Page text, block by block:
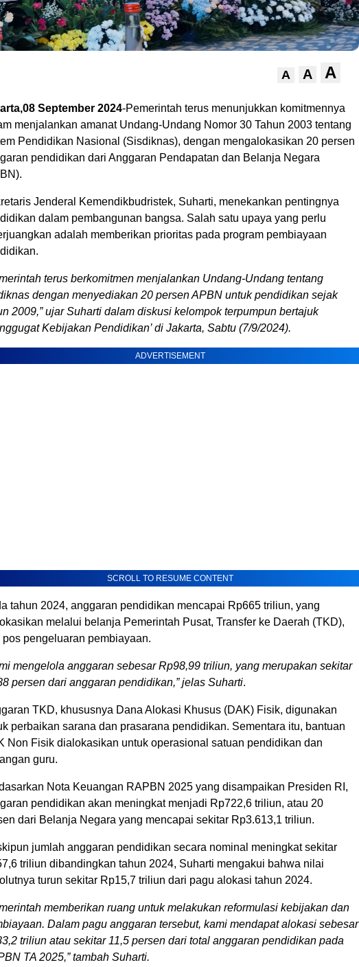
A A A
September 2024-Pemerintah terus menunjukkan komitmennya
menjalankan amanat Undang-Undang Nomor 30 Tahun 2003 tentang
Pendidikan Nasional (Sisdiknas), dengan mengalokasikan 20 persen
pendidikan dari Anggaran Pendapatan dan Belanja Negara
Jenderal Kemendikbudristek, Suharti, menekankan pentingnya
dalam pembangunan bangsa. Salah satu upaya yang perlu
adalah memberikan prioritas pada program pembiayaan
terus berkomitmen menjalankan Undang-Undang tentang
dengan menyediakan 20 persen APBN untuk pendidikan sejak
2009,” ujar Suharti dalam diskusi kelompok terpumpun bertajuk
Kebijakan Pendidikan’ di Jakarta, Sabtu (7/9/2024).
ADVERTISEMENT
SCROLL TO RESUME CONTENT
tahun 2024, anggaran pendidikan mencapai Rp665 triliun, yang
melalui belanja Pemerintah Pusat, Transfer ke Daerah (TKD),
pos pengeluaran pembiayaan.
mengelola anggaran sebesar Rp98,99 triliun, yang merupakan sekitar
persen dari anggaran pendidikan,” jelas Suharti.
TKD, khususnya Dana Alokasi Khusus (DAK) Fisik, digunakan
perbaikan sarana dan prasarana pendidikan. Sementara itu, bantuan
Non Fisik dialokasikan untuk operasional satuan pendidikan dan
guru.
Nota Keuangan RAPBN 2025 yang disampaikan Presiden RI,
pendidikan akan meningkat menjadi Rp722,6 triliun, atau 20
dari Belanja Negara yang mencapai sekitar Rp3.613,1 triliun.
jumlah anggaran pendidikan secara nominal meningkat sekitar
triliun dibandingkan tahun 2024, Suharti mengakui bahwa nilai
turun sekitar Rp15,7 triliun dari pagu alokasi tahun 2024.
memberikan ruang untuk melakukan reformulasi kebijakan dan
Dalam pagu anggaran tersebut, kami mendapat alokasi sebesar
triliun atau sekitar 11,5 persen dari total anggaran pendidikan pada
TA 2025,” tambah Suharti.